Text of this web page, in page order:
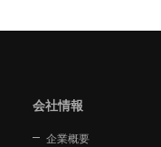
会社情報
企業概要